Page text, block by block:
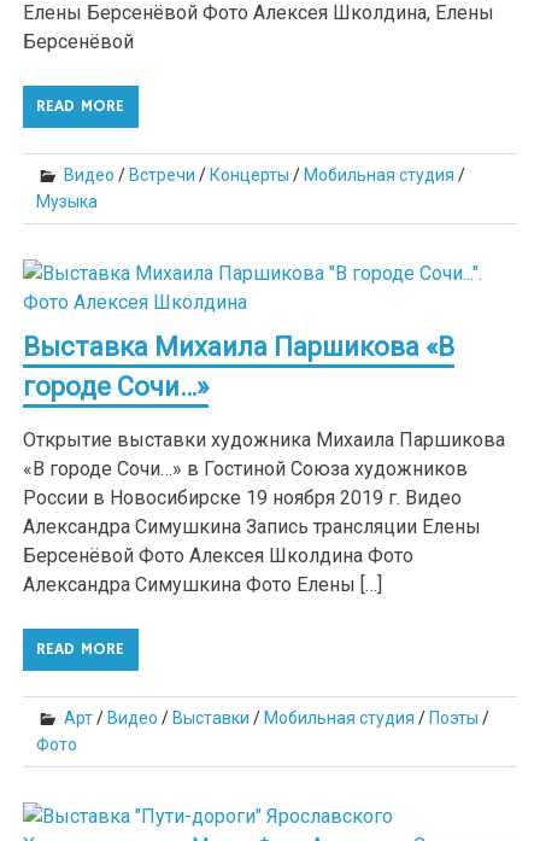
Елены Берсенёвой Фото Алексея Школдина, Елены
Берсенёвой
READ MORE
Видео / Встречи / Концерты / Мобильная студия /
Музыка
Выставка Михаила Паршикова «В
городе Сочи…»
Открытие выставки художника Михаила Паршикова
«В городе Сочи…» в Гостиной Союза художников
России в Новосибирске 19 ноября 2019 г. Видео
Александра Симушкина Запись трансляции Елены
Берсенёвой Фото Алексея Школдина Фото
Александра Симушкина Фото Елены […]
READ MORE
Арт/ Видео / Выставки / Мобильная студия / Поэты /
Фото